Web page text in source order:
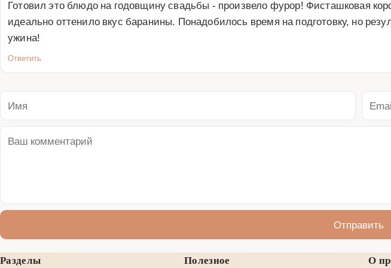
Готовил это блюдо на годовщину свадьбы - произвело фурор! Фисташковая
идеально оттенило вкус баранины. Понадобилось время на подготовку, но
ужина!
Ответить
Отправить
Разделы Полезное О